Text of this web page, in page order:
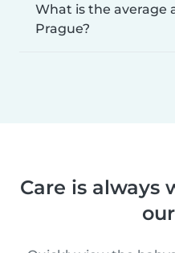
What is the average
Prague?
Care is always